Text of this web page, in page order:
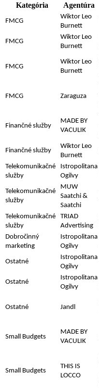
Kategória Agentúra
FMCG
Wiktor Leo
Burnett
FMCG
Wiktor Leo
Burnett
FMCG
Wiktor Leo
Burnett
FMCG Zaraguza
Finančné služby
MADE BY
VACULIK
Finančné služby
Wiktor Leo
Burnett
Telekomunikačné
služby
Istropolitana
Ogilvy
Telekomunikačné
služby
MUW
Saatchi &
Saatchi
Telekomunikačné
služby
TRIAD
Advertising
Dobročinný
marketing
Istropolitana
Ogilvy
Ostatné
Istropolitana
Ogilvy
Ostatné
Istropolitana
Ogilvy
Ostatné Jandl
Small Budgets
MADE BY
VACULIK
Small Budgets
THIS IS
LOCCO